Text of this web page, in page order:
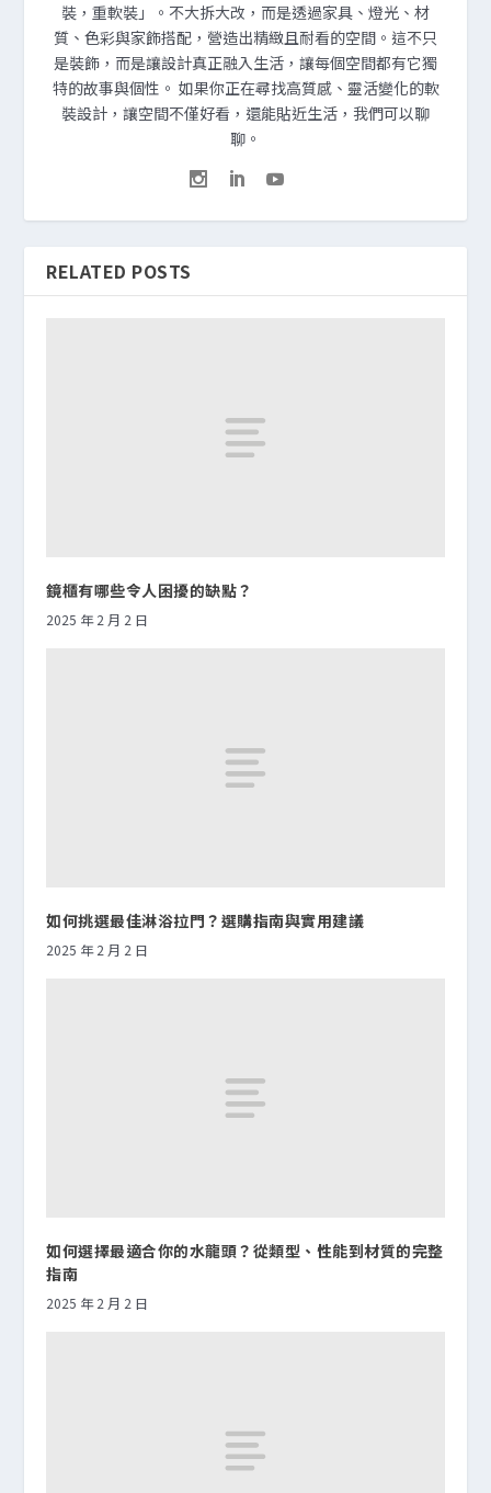
裝，重軟裝」。不大拆大改，而是透過家具、燈光、材
質、色彩與家飾搭配，營造出精緻且耐看的空間。這不只
是裝飾，而是讓設計真正融入生活，讓每個空間都有它獨
特的故事與個性。 如果你正在尋找高質感、靈活變化的軟
裝設計，讓空間不僅好看，還能貼近生活，我們可以聊
聊。
RELATED POSTS
鏡櫃有哪些令人困擾的缺點？
2025 年 2 月 2 日
如何挑選最佳淋浴拉門？選購指南與實用建議
2025 年 2 月 2 日
如何選擇最適合你的水龍頭？從類型、性能到材質的完整
指南
2025 年 2 月 2 日